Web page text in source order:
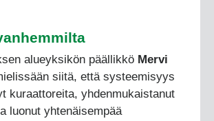
alueyksikön päällikkö Mervi
siitä, että systeemisyys
kuraattoreita, yhdenmukaistanut
luonut yhtenäisempää